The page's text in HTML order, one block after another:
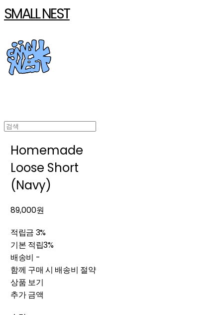
SMALL NEST
Homemade
Loose Short
(Navy)
89,000원
적립금 3%
기본 적립3%
배송비 -
함께 구매 시 배송비 절약
상품 보기
추가 금액